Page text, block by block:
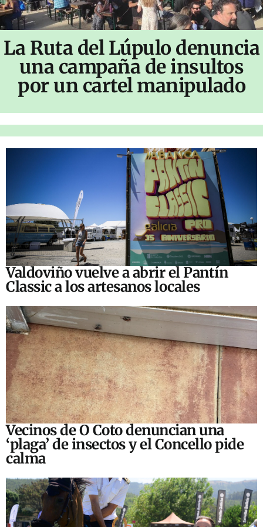
La Ruta del Lúpulo denuncia
una campaña de insultos
por un cartel manipulado
Valdoviño vuelve a abrir el Pantín
Classic a los artesanos locales
Vecinos de O Coto denuncian una
‘plaga’ de insectos y el Concello pide
calma